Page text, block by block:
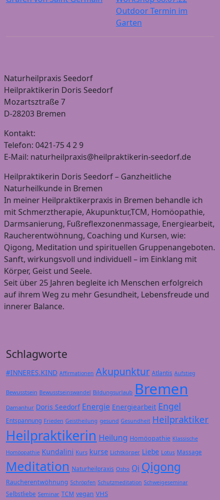
Outdoor Termin im
Garten
Naturheilpraxis Seedorf
Heilpraktikerin Doris Seedorf
Mozartsztraße 7
D-28203 Bremen
Kontakt:
Telefon: 0421-75 4 2 9
E-Mail: naturheilpraxis@heilpraktikerin-seedorf.de
Heilpraktikerin Doris Seedorf – Ganzheitliche
Naturheilkunde in Bremen
In meiner Heilpraktikerpraxis in Bremen behandle ich
mit Schmerztherapie, Akupunktur,TCM, Homöopathie,
Darmsanierung, Fußreflexzonenmassage, Energiearbeit,
Raucherentwöhnung, Coaching und Kursen, wie:
Qigong, Meditation und spirituellen Gruppenangeboten.
Sanft, wirkungsvoll und individuell – im Einklang mit
Körper, Geist und Seele.
Seit über 25 Jahren begleite ich Menschen erfolgreich
auf ihrem Weg zu mehr Gesundheit, Lebensfreude und
innerer Balance.
Schlagworte
#INNERES.KIND Affirmationen Akupunktur Atlantis Aufstieg
Bewusstsein Bewusstseinswandel Bildungsurlaub Bremen
Damanhur Doris Seedorf Energie Energiearbeit Engel
Entspannung Frieden Geistheilung gesund Gesundheit Heilpraktiker
Heilpraktikerin Heilung Homöopathie Klassische
Homöopathie Kundalini Kurs kurse Lichtkörper Liebe Lotus Massage
Meditation Naturheilpraxis Osho Qi Qigong
Raucherentwöhnung Schröpfen Schutzmeditation Schweigeseminar
Selbstliebe Seminar TCM vegan VHS